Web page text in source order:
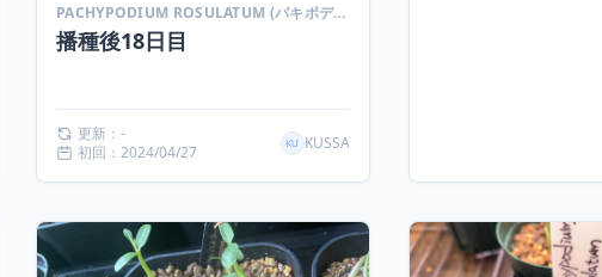
PACHYPODIUM ROSULATUM (パキポディウム ロスラーツム)
播種後18日目
更新：-
初回：2024/04/27
KUSSA